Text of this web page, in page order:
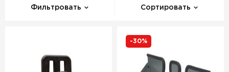
Фильтровать Сортировать
-30%